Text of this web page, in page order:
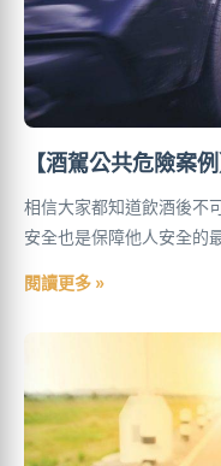
【酒駕公共危險案
相信大家都知道飲酒後不
安全也是保障他人安全的
閱讀更多 »